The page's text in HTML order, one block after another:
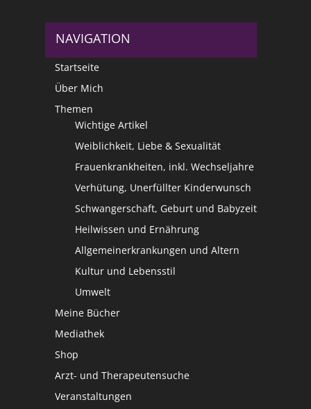
NAVIGATION
Startseite
Über Mich
Themen
Wichtige Artikel
Weiblichkeit, Liebe & Sexualität
Frauenkrankheiten, inkl. Wechseljahre
Verhütung, Unerfüllter Kinderwunsch
Schwangerschaft, Geburt und Babyzeit
Heilwissen und Ernährung
Allgemeinerkrankungen und Altern
Kultur und Lebensstil
Umwelt
Meine Bücher
Mediathek
Shop
Arzt- und Therapeutensuche
Veranstaltungen